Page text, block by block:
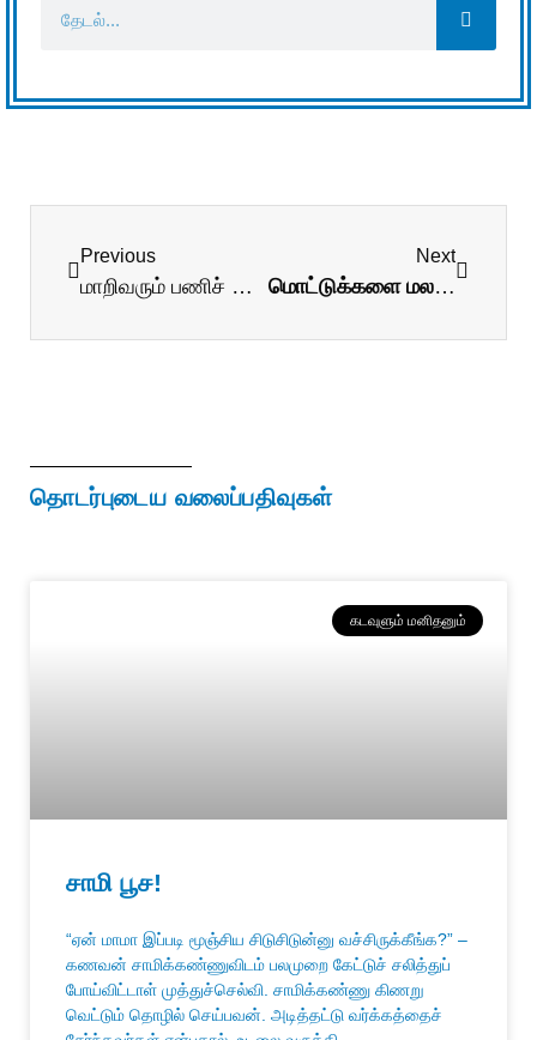
Previous
மாறிவரும் பணிச் சூழல்கள்!
Next
மொட்டுக்களை மலர விடுங்கள்!
தொடர்புடைய வலைப்பதிவுகள்
கடவுளும் மனிதனும்
சாமி பூச!
“ஏன் மாமா இப்படி மூஞ்சிய சிடுசிடுன்னு வச்சிருக்கீங்க?” –
கணவன் சாமிக்கண்ணுவிடம் பலமுறை கேட்டுச் சலித்துப்
போய்விட்டாள் முத்துச்செல்வி. சாமிக்கண்ணு கிணறு
வெட்டும் தொழில் செய்பவன். அடித்தட்டு வர்க்கத்தைச்